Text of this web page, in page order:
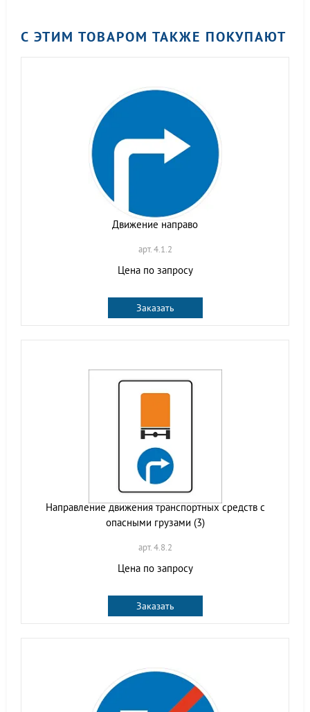
С ЭТИМ ТОВАРОМ ТАКЖЕ ПОКУПАЮТ
Движение направо
арт. 4.1.2
Цена по запросу
Заказать
Направление движения транспортных средств с
опасными грузами (3)
арт. 4.8.2
Цена по запросу
Заказать